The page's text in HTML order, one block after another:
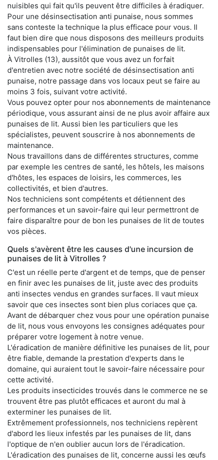
nuisibles qui fait qu'ils peuvent être difficiles à éradiquer.
Pour une désinsectisation anti punaise, nous sommes
sans conteste la technique la plus efficace pour vous. Il
faut bien dire que nous disposons des meilleurs produits
indispensables pour l'élimination de punaises de lit.
À Vitrolles (13), aussitôt que vous avez un forfait
d'entretien avec notre société de désinsectisation anti
punaise, notre passage dans vos locaux peut se faire au
moins 3 fois, suivant votre activité.
Vous pouvez opter pour nos abonnements de maintenance
périodique, vous assurant ainsi de ne plus avoir affaire aux
punaises de lit. Aussi bien les particuliers que les
spécialistes, peuvent souscrire à nos abonnements de
maintenance.
Nous travaillons dans de différentes structures, comme
par exemple les centres de santé, les hôtels, les maisons
d'hôtes, les espaces de loisirs, les commerces, les
collectivités, et bien d'autres.
Nos techniciens sont compétents et détiennent des
performances et un savoir-faire qui leur permettront de
faire disparaître pour de bon les punaises de lit de toutes
vos pièces.
Quels s'avèrent être les causes d'une incursion de
punaises de lit à Vitrolles ?
C'est un réelle perte d'argent et de temps, que de penser
en finir avec les punaises de lit, juste avec des produits
anti insectes vendus en grandes surfaces. Il vaut mieux
savoir que ces insectes sont bien plus coriaces que ça.
Avant de débarquer chez vous pour une opération punaise
de lit, nous vous envoyons les consignes adéquates pour
préparer votre logement à notre venue.
L'éradication de manière définitive les punaises de lit, pour
être fiable, demande la prestation d'experts dans le
domaine, qui auraient tout le savoir-faire nécessaire pour
cette activité.
Les produits insecticides trouvés dans le commerce ne se
trouvent être pas plutôt efficaces et auront du mal à
exterminer les punaises de lit.
Extrêmement professionnels, nos techniciens repèrent
d'abord les lieux infestés par les punaises de lit, dans
l'optique de n'en oublier aucun lors de l'éradication.
L'éradication des punaises de lit, concerne aussi les œufs